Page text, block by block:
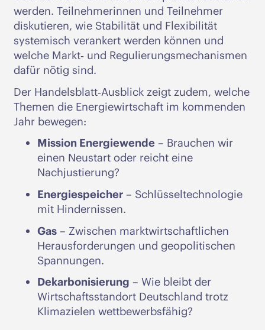
werden. Teilnehmerinnen und Teilnehmer
diskutieren, wie Stabilität und Flexibilität
systemisch verankert werden können und
welche Markt‑ und Regulierungsmechanismen
dafür nötig sind.
Der Handelsblatt‑Ausblick zeigt zudem, welche
Themen die Energiewirtschaft im kommenden
Jahr bewegen:
Mission Energiewende – Brauchen wir
einen Neustart oder reicht eine
Nachjustierung?
Energiespeicher – Schlüsseltechnologie
mit Hindernissen.
Gas – Zwischen marktwirtschaftlichen
Herausforderungen und geopolitischen
Spannungen.
Dekarbonisierung – Wie bleibt der
Wirtschaftsstandort Deutschland trotz
Klimazielen wettbewerbsfähig?